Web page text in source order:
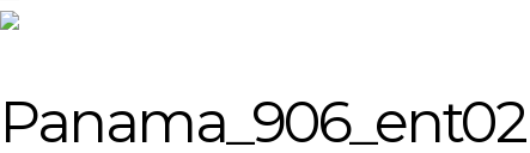
Panama_906_ent02